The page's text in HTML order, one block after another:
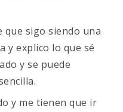
que sigo siendo una
y explico lo que sé
y se puede
y me tienen que ir